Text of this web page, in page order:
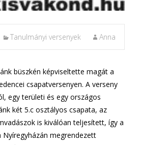
Tanulmányi versenyek Anna
büszkén képviseltette magát a
csapatversenyen. A verseny
egy területi és egy országos
két 5.c osztályos csapata, az
is kiválóan teljesített, így a
Nyíregyházán megrendezett